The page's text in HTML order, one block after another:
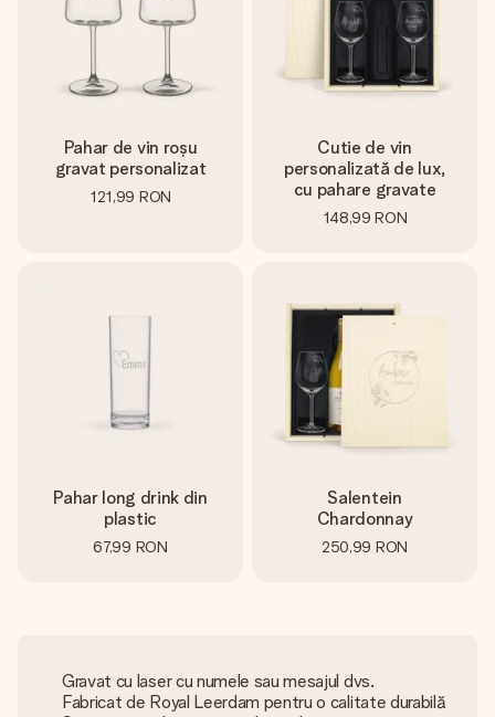
Pahar de vin roșu
gravat personalizat
121,99 RON
Cutie de vin
personalizată de lux,
cu pahare gravate
148,99 RON
Pahar long drink din
plastic
67,99 RON
Salentein
Chardonnay
250,99 RON
Gravat cu laser cu numele sau mesajul dvs.
Fabricat de Royal Leerdam pentru o calitate durabilă